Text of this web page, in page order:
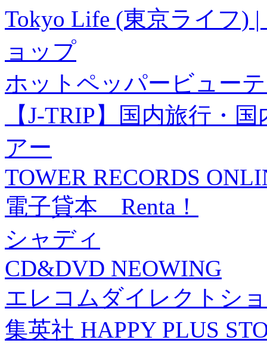
Tokyo Life (東京ライフ)
ョップ
ホットペッパービュー
【J-TRIP】国内旅行・
アー
TOWER RECORDS
電子貸本 Renta！
シャディ
CD&DVD NEOWING
エレコムダイレクトシ
集英社 HAPPY PLUS